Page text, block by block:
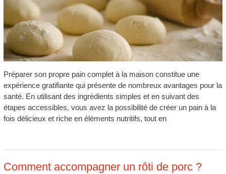
Préparer son propre pain complet à la maison constitue une
expérience gratifiante qui présente de nombreux avantages pour la
santé. En utilisant des ingrédients simples et en suivant des
étapes accessibles, vous avez la possibilité de créer un pain à la
fois délicieux et riche en éléments nutritifs, tout en
Comment accompagner un rôti de porc ?